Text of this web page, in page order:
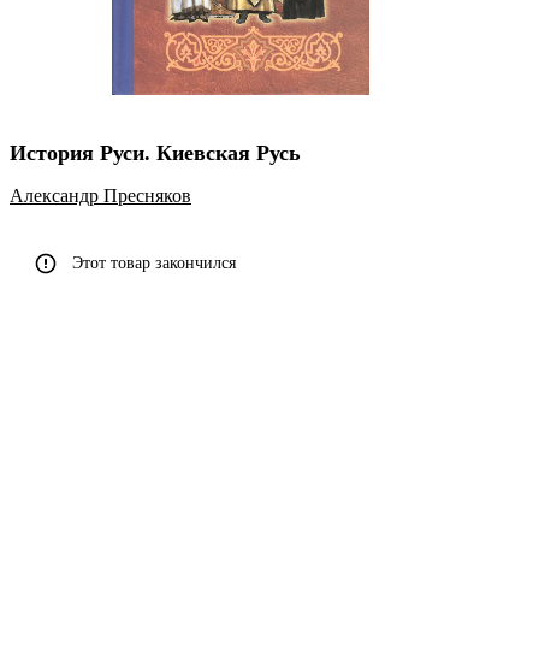
История Руси. Киевская Русь
Александр Пресняков
Этот товар закончился